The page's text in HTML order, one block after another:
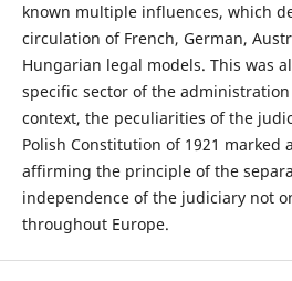
known multiple influences, which
circulation of French, German,
Hungarian legal models. This was
specific sector of the
context, the peculiarities of the
Polish Constitution of 1921 marked
affirming the principle of the
independence of the judiciary not
throughout Europe.